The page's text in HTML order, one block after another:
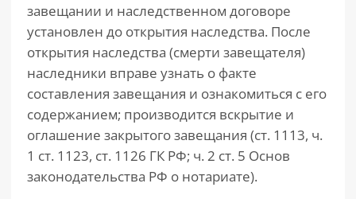
завещании и наследственном договоре
установлен до открытия наследства. После
открытия наследства (смерти завещателя)
наследники вправе узнать о факте
составления завещания и ознакомиться с его
содержанием; производится вскрытие и
оглашение закрытого завещания (ст. 1113, ч.
1 ст. 1123, ст. 1126 ГК РФ; ч. 2 ст. 5 Основ
законодательства РФ о нотариате).